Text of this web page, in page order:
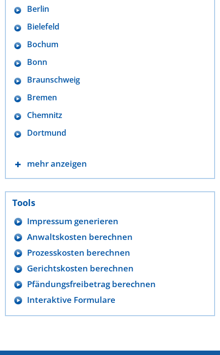
Berlin
Bielefeld
Bochum
Bonn
Braunschweig
Bremen
Chemnitz
Dortmund
mehr anzeigen
Tools
Impressum generieren
Anwaltskosten berechnen
Prozesskosten berechnen
Gerichtskosten berechnen
Pfändungsfreibetrag berechnen
Interaktive Formulare